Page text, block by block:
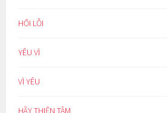
HỐI LỖI
YÊU VÌ
VÌ YÊU
HÃY THIỆN TÂM